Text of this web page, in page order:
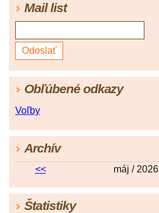
Mail list
Obľúbené odkazy
Voľby
Archív
<< máj / 2026
Štatistiky